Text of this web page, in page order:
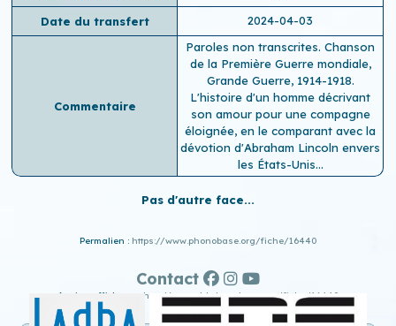
Date du transfert 2024-04-03
Commentaire
Paroles non transcrites. Chanson
de la Première Guerre mondiale,
Grande Guerre, 1914-1918.
L'histoire d'un homme décrivant
son amour pour une compagne
éloignée, en le comparant avec la
dévotion d'Abraham Lincoln envers
les États-Unis…
Pas d'autre face...
Permalien : https://www.phonobase.org/fiche/16440
Ancien affichage : http://www.old.phonobase.org/fiche/16440
Contact